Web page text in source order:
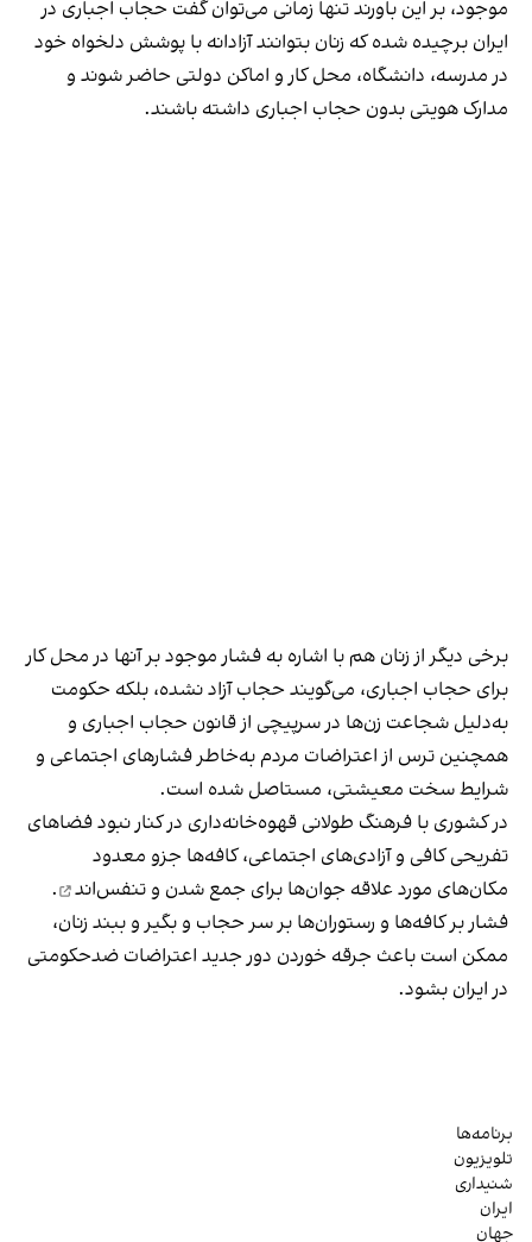
موجود، بر این باورند تنها زمانی می‌توان گفت حجاب اجباری در
ایران برچیده شده که زنان بتوانند آزادانه با پوشش دلخواه خود
در مدرسه، دانشگاه، محل کار و اماکن دولتی حاضر شوند و
مدارک هویتی بدون حجاب اجباری داشته باشند.
برخی دیگر از زنان هم با اشاره به فشار موجود بر آنها در محل کار
برای حجاب اجباری، می‌گویند حجاب آزاد نشده، بلکه حکومت
به‌دلیل شجاعت زن‌ها در سرپیچی از قانون حجاب اجباری و
همچنین ترس از اعتراضات مردم به‌خاطر فشارهای اجتماعی و
شرایط سخت معیشتی، مستاصل شده است.
در کشوری با فرهنگ طولانی قهوه‌‌خانه‌داری در کنار نبود فضاهای
تفریحی کافی و آزادی‌های اجتماعی، کافه‌ها جزو معدود
مکان‌های مورد علاقه جوان‌ها برای جمع شدن و تنفس‌اند
.
فشار بر کافه‌ها و رستوران‌ها بر سر حجاب و بگیر و ببند زنان،
ممکن است باعث جرقه خوردن دور جدید اعتراضات ضدحکومتی
در ایران بشود.
برنامه‌ها
تلویزیون
شنیداری
ایران
جهان